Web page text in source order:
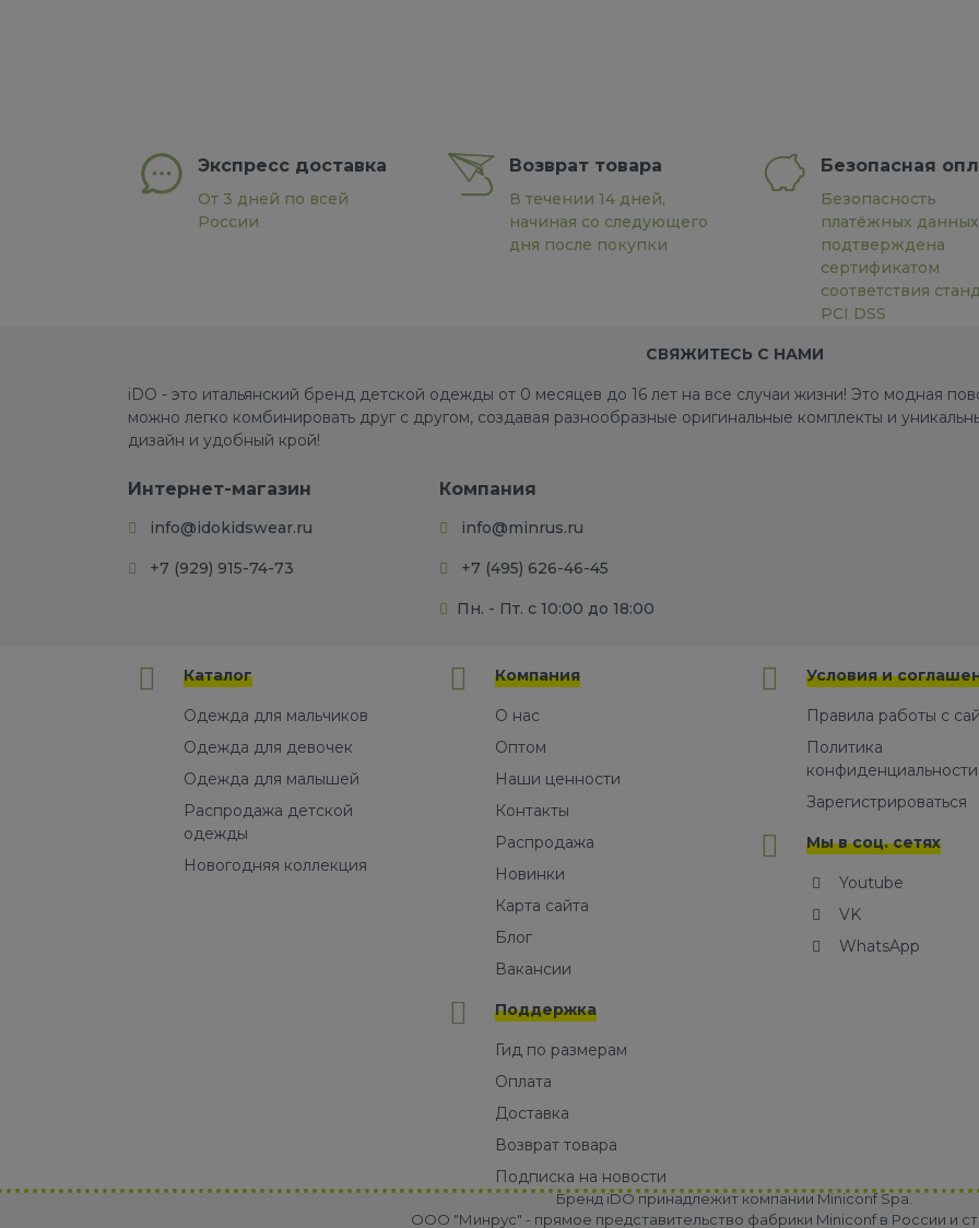
Экспресс доставка
От 3 дней по всей
России
Возврат товара
В течении 14 дней,
начиная со следующего
дня после покупки
Безопасная
Безопасность
платёжных данных
подтверждена
сертификатом
соответствия
PCI DSS
СВЯЖИТЕСЬ С НАМИ
iDO - это итальянский бренд детской одежды от 0 месяцев до 16 лет на все случаи жизни! Это модная
можно легко комбинировать друг с другом, создавая разнообразные оригинальные комплекты и
дизайн и удобный крой!
Интернет-магазин
info@idokidswear.ru
+7 (929) 915-74-73
Компания
info@minrus.ru
+7 (495) 626-46-45
Пн. - Пт. с 10:00 до 18:00
Каталог
Одежда для мальчиков
Одежда для девочек
Одежда для малышей
Распродажа детской
одежды
Новогодняя коллекция
Компания
О нас
Оптом
Наши ценности
Контакты
Распродажа
Новинки
Карта сайта
Блог
Вакансии
Поддержка
Гид по размерам
Оплата
Доставка
Возврат товара
Подписка на новости
Условия и
Правила работы с
Политика
конфиденциальности
Зарегистрироваться
Мы в соц. сетях
Youtube
VK
WhatsApp
Бренд iDO принадлежит компании Miniconf Spa.
OOO "Минрус" - прямое представительство фабрики Miniconf в России и